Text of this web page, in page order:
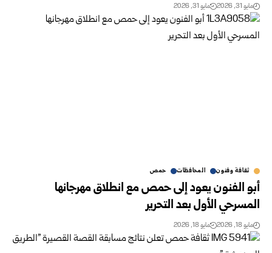
مايو 31, 2026 مايو 31, 2026
ثقافة وفنون المحافظات حمص
أبو الفنون يعود إلى حمص مع انطلاق مهرجانها
المسرحي الأول بعد التحرير
مايو 18, 2026 مايو 18, 2026